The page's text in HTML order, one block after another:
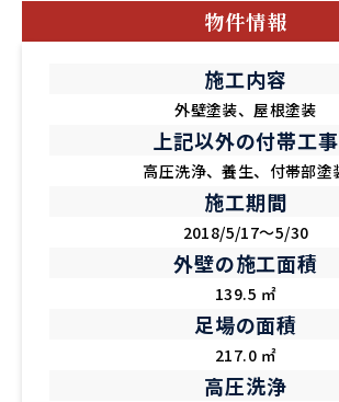
物件情報
施工内容
外壁塗装、屋根塗装
上記以外の付帯工事
高圧洗浄、養生、付帯部塗
施工期間
2018/5/17～5/30
外壁の施工面積
139.5 ㎡
足場の面積
217.0 ㎡
高圧洗浄